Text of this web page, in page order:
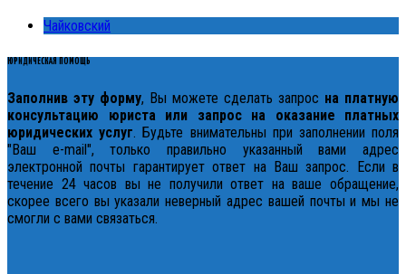
Чайковский
ЮРИДИЧЕСКАЯ ПОМОЩЬ
Заполнив эту форму, Вы можете сделать запрос на платную
консультацию юриста или запрос на оказание платных
юридических услуг. Будьте внимательны при заполнении поля
"Ваш e-mail", только правильно указанный вами адрес
электронной почты гарантирует ответ на Ваш запрос. Если в
течение 24 часов вы не получили ответ на ваше обращение,
скорее всего вы указали неверный адрес вашей почты и мы не
смогли с вами связаться.